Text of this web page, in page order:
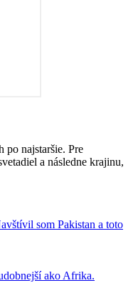
po najstaršie. Pre
a následne krajinu,
som Pakistan a toto
ako Afrika.